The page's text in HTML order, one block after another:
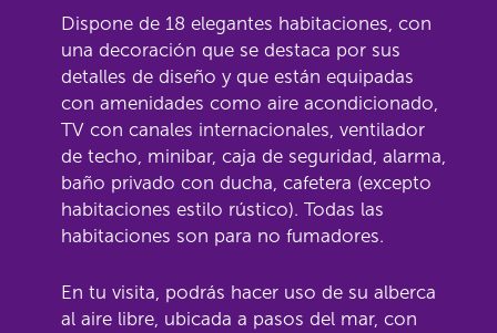
Dispone de 18 elegantes habitaciones, con
una decoración que se destaca por sus
detalles de diseño y que están equipadas
con amenidades como aire acondicionado,
TV con canales internacionales, ventilador
de techo, minibar, caja de seguridad, alarma,
baño privado con ducha, cafetera (excepto
habitaciones estilo rústico). Todas las
habitaciones son para no fumadores.
En tu visita, podrás hacer uso de su alberca
al aire libre, ubicada a pasos del mar, con